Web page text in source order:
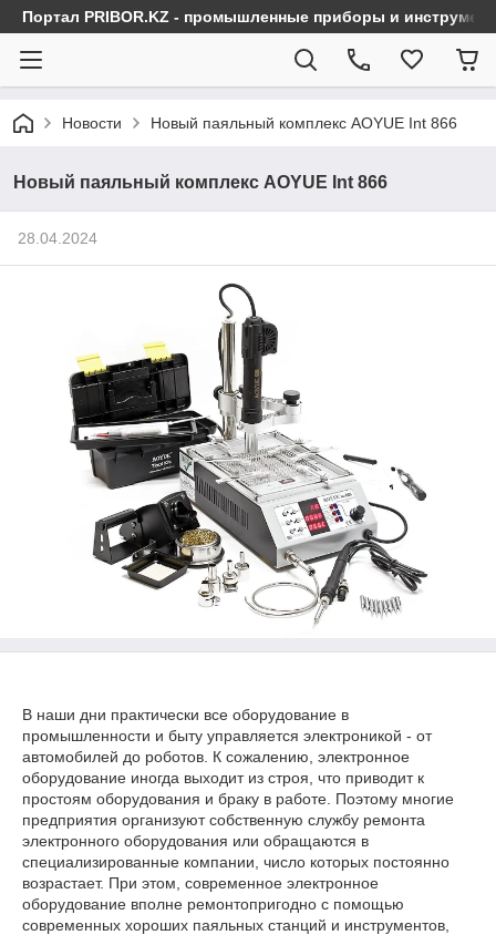
Портал PRIBOR.KZ - промышленные приборы и
Новости Новый паяльный комплекс AOYUE Int 866
Новый паяльный комплекс AOYUE Int 866
28.04.2024
В наши дни практически все оборудование в
промышленности и быту управляется электроникой - от
автомобилей до роботов. К сожалению, электронное
оборудование иногда выходит из строя, что приводит к
простоям оборудования и браку в работе. Поэтому многие
предприятия организуют собственную службу ремонта
электронного оборудования или обращаются в
специализированные компании, число которых постоянно
возрастает. При этом, современное электронное
оборудование вполне ремонтопригодно с помощью
современных хороших паяльных станций и инструментов,